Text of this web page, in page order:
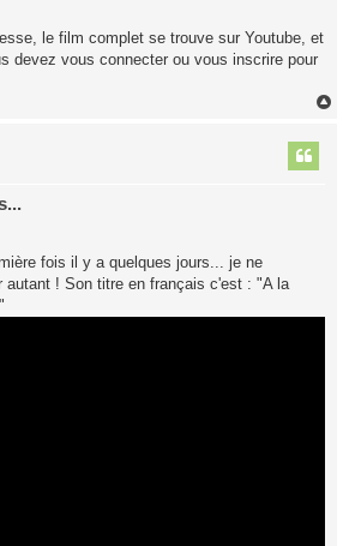
le film complet se trouve sur Youtube, et
devez vous connecter ou vous inscrire pour
fois il y a quelques jours... je ne
autant ! Son titre en français c'est : "A la